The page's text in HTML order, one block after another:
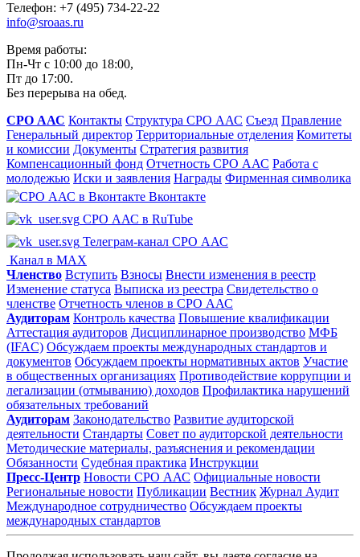
Телефон: +7 (495) 734-22-22
info@sroaas.ru
Время работы:
Пн-Чт с 10:00 до 18:00,
Пт до 17:00.
Без перерыва на обед.
СРО ААС Контакты Структура СРО ААС Съезд Правление
Генеральный директор Территориальные отделения Комитеты
и комиссии Документы Стратегия развития
Компенсационный фонд Отчетность СРО ААС Работа с
молодежью Иски и заявления Награды Фирменная символика
Вконтакте
СРО ААС в RuTube
Телеграм-канал СРО ААС
Канал в MAX
Членство Вступить Взносы Внести изменения в реестр
Изменение статуса Выписка из реестра Свидетельство о
членстве Отчетность членов в СРО ААС
Аудиторам Контроль качества Повышение квалификации
Аттестация аудиторов Дисциплинарное производство МФБ
(IFAC) Обсуждаем проекты международных стандартов и
документов Обсуждаем проекты нормативных актов Участие
в общественных организациях Противодействие коррупции и
легализации (отмыванию) доходов Профилактика нарушений
обязательных требований
Аудиторам Законодательство Развитие аудиторской
деятельности Стандарты Совет по аудиторской деятельности
Методические материалы, разъяснения и рекомендации
Обязанности Судебная практика Инструкции
Пресс-Центр Новости СРО ААС Официальные новости
Региональные новости Публикации Вестник Журнал Аудит
Международное сотрудничество Обсуждаем проекты
международных стандартов